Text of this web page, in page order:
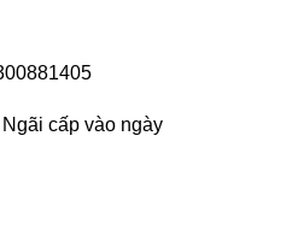
cấp vào ngày